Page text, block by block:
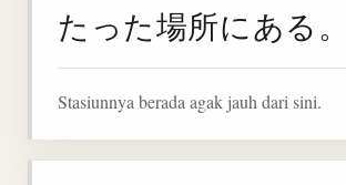
たった場所にある。
Stasiunnya berada agak jauh dari sini.